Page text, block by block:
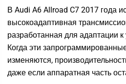
В Audi A6 Allroad C7 2017 года
высокоадаптивная
разработанная для адаптации
Когда эти
изменяются,
даже если аппаратная часть